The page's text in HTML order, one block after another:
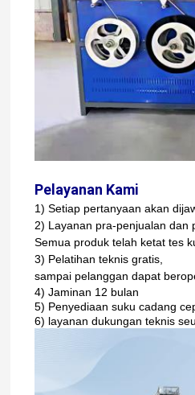
Pelayanan Kami
1) Setiap pertanyaan akan
2) Layanan pra-penjualan dan
Semua produk telah ketat tes
3) Pelatihan teknis gratis,
sampai pelanggan dapat
4) Jaminan 12 bulan
5) Penyediaan suku cadang
6) layanan dukungan teknis